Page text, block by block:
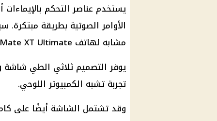
يستخدم عناصر التحكم
الأوامر الصوتية بطريقة
مشابه لهاتف Huawei Mate XT Ultimate، مما يوفر تجربة سلسة.
يوفر التصميم ثلاثي الطي شاشة
تجربة تشبه الكمبيوتر اللوحي.
وقد تشتمل الشاشة أيضًا على